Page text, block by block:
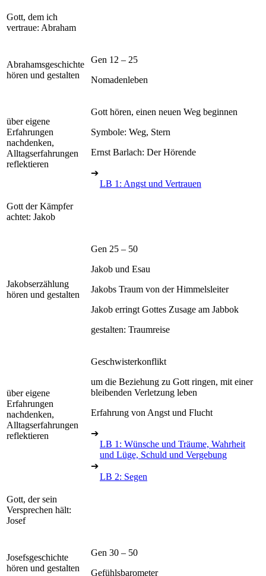
Gott, dem ich
vertraue: Abraham
Abrahamsgeschichte
hören und gestalten
Gen 12 – 25
Nomadenleben
über eigene
Erfahrungen
nachdenken,
Alltagserfahrungen
reflektieren
Gott hören, einen neuen Weg beginnen
Symbole: Weg, Stern
Ernst Barlach: Der Hörende
➔
LB 1: Angst und Vertrauen
Gott der Kämpfer
achtet: Jakob
Jakobserzählung
hören und gestalten
Gen 25 – 50
Jakob und Esau
Jakobs Traum von der Himmelsleiter
Jakob erringt Gottes Zusage am Jabbok
gestalten: Traumreise
über eigene
Erfahrungen
nachdenken,
Alltagserfahrungen
reflektieren
Geschwisterkonflikt
um die Beziehung zu Gott ringen, mit einer
bleibenden Verletzung leben
Erfahrung von Angst und Flucht
➔
LB 1: Wünsche und Träume, Wahrheit
und Lüge, Schuld und Vergebung
➔
LB 2: Segen
Gott, der sein
Versprechen hält:
Josef
Josefsgeschichte
hören und gestalten
Gen 30 – 50
Gefühlsbarometer